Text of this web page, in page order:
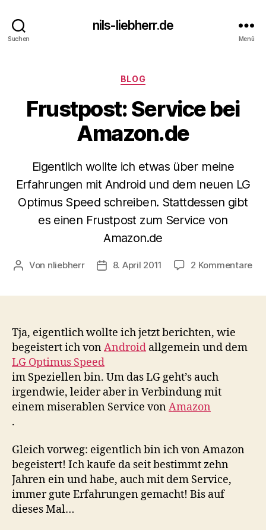
Suchen
nils-liebherr.de
Menü
Kategorien
BLOG
Frustpost: Service bei
Amazon.de
Eigentlich wollte ich etwas über meine
Erfahrungen mit Android und dem neuen LG
Optimus Speed schreiben. Stattdessen gibt
es einen Frustpost zum Service von
Amazon.de
Beitragsautor
Von nliebherr Beitragsdatum
8. April 2011 2 Kommentarezu
Tja, eigentlich wollte ich jetzt berichten, wie
begeistert ich vonAndroid allgemein und dem
LG Optimus Speed
im Speziellen bin. Um das LG geht’s auch
irgendwie, leider aber in Verbindung mit
einem miserablen Service vonAmazon
.
Gleich vorweg: eigentlich bin ich von Amazon
begeistert! Ich kaufe da seit bestimmt zehn
Jahren ein und habe, auch mit dem Service,
immer gute Erfahrungen gemacht! Bis auf
dieses Mal…